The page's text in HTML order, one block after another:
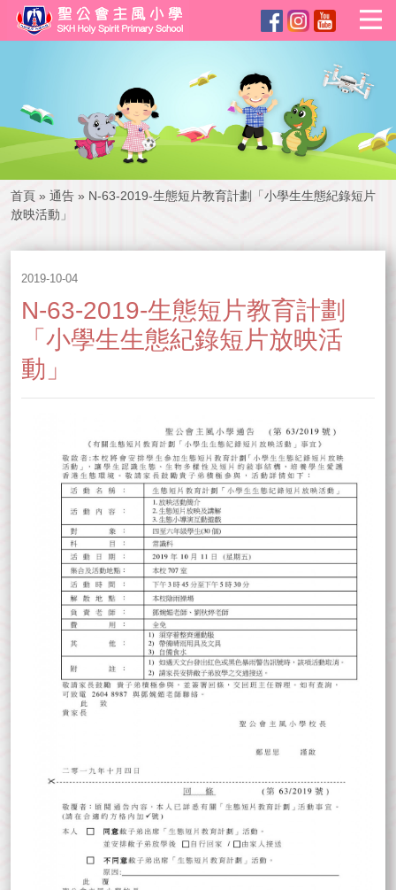
首頁 » 通告 » N-63-2019-生態短片教育計劃「小學生生態紀錄短片
放映活動」
2019-10-04
N-63-2019-生態短片教育計劃
「小學生生態紀錄短片放映活
動」